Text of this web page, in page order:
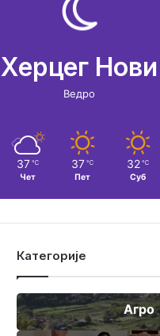
Херцег Нови
Ведро
37 ℃
Чет
37 ℃
Пет
32 ℃
Суб
Категорије
Агро